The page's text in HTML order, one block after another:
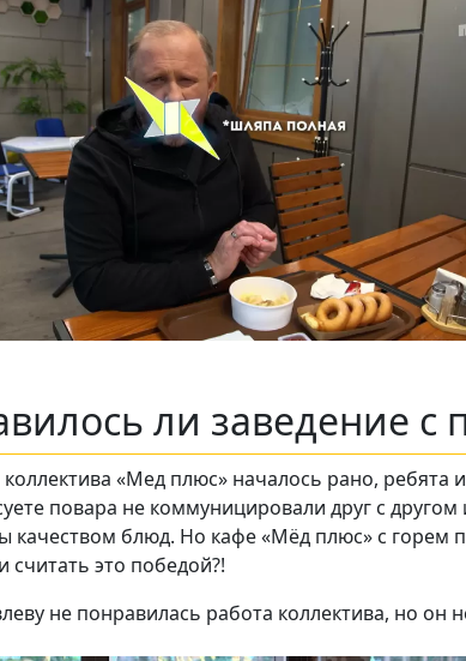
ли заведение с
«Мед плюс» началось рано, ребята
повара не коммуницировали друг с
качеством блюд. Но кафе «Мёд плюс» с горем
считать это победой?!
не понравилась работа коллектива, но он